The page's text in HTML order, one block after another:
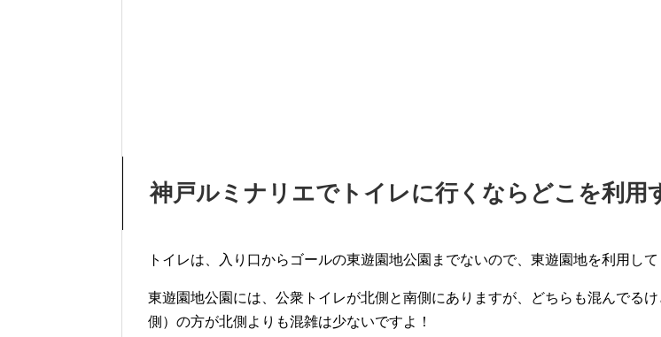
神戸ルミナリエでトイレに行くならどこを利用
トイレは、入り口からゴールの東遊園地公園までないので、東遊園地を利用して
東遊園地公園には、公衆トイレが北側と南側にありますが、どちらも混んでる
側）の方が北側よりも混雑は少ないですよ！